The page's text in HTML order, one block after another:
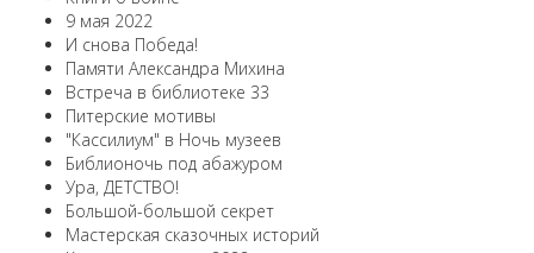
9 мая 2022
И снова Победа!
Памяти Александра Михина
Встреча в библиотеке 33
Питерские мотивы
"Кассилиум" в Ночь музеев
Библионочь под абажуром
Ура, ДЕТСТВО!
Большой-большой секрет
Мастерская сказочных историй